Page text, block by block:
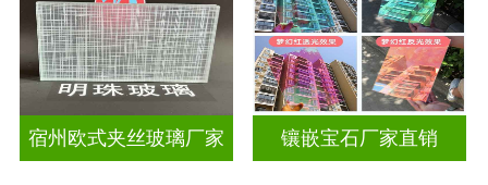
宿州欧式夹丝玻璃厂家 镶嵌宝石厂家直销